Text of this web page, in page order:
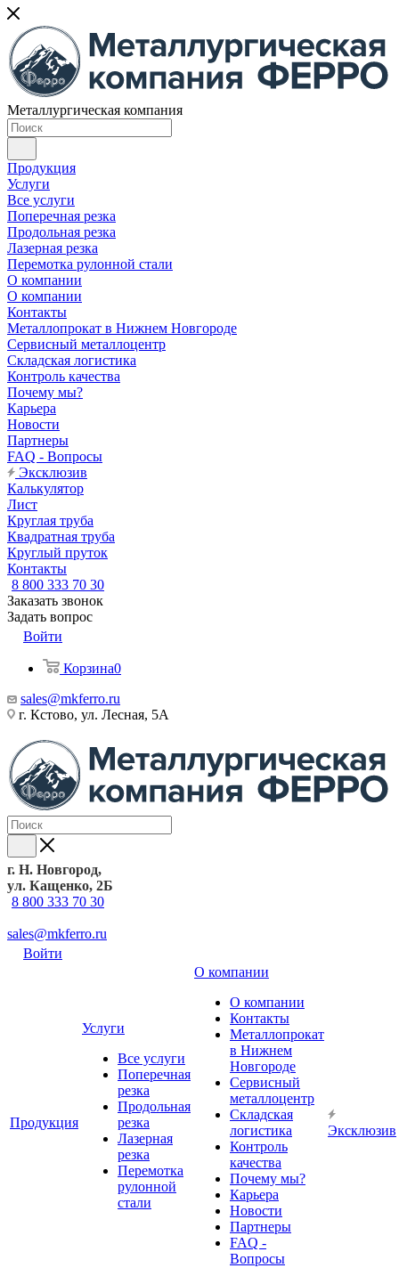
Металлургическая компания
Продукция
Услуги
Все услуги
Поперечная резка
Продольная резка
Лазерная резка
Перемотка рулонной стали
О компании
О компании
Контакты
Металлопрокат в Нижнем Новгороде
Сервисный металлоцентр
Складская логистика
Контроль качества
Почему мы?
Карьера
Новости
Партнеры
FAQ - Вопросы
Эксклюзив
Калькулятор
Лист
Круглая труба
Квадратная труба
Круглый пруток
Контакты
8 800 333 70 30
Заказать звонок
Задать вопрос
Войти
Корзина0
sales@mkferro.ru
г. Кстово, ул. Лесная, 5А
г. Н. Новгород,
ул. Кащенко, 2Б
8 800 333 70 30
sales@mkferro.ru
Войти
Продукция
Услуги
Все услуги
Поперечная
резка
Продольная
резка
Лазерная
резка
Перемотка
рулонной
стали
О компании
О компании
Контакты
Металлопрокат
в Нижнем
Новгороде
Сервисный
металлоцентр
Складская
логистика
Контроль
качества
Почему мы?
Карьера
Новости
Партнеры
FAQ -
Вопросы
Эксклюзив